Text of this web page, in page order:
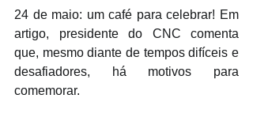
24 de maio: um café para celebrar! Em
artigo, presidente do CNC comenta
que, mesmo diante de tempos difíceis e
desafiadores, há motivos para
comemorar.